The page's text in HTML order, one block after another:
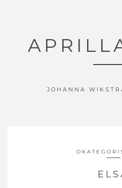
JOHANNA